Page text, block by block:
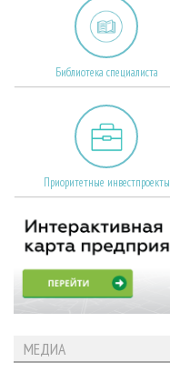
Библиотека специалиста
Приоритетные инвестпроекты
МЕДИА